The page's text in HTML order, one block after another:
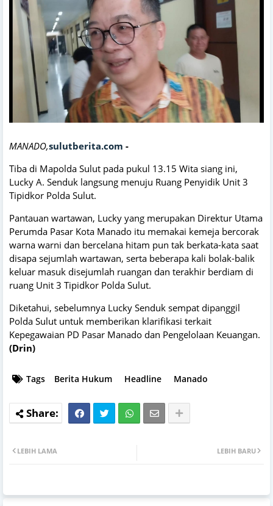
MANADO,sulutberita.com -
Tiba di Mapolda Sulut pada pukul 13.15 Wita siang ini,
Lucky A. Senduk langsung menuju Ruang Penyidik Unit 3
Tipidkor Polda Sulut.
Pantauan wartawan, Lucky yang merupakan Direktur Utama
Perumda Pasar Kota Manado itu memakai kemeja bercorak
warna warni dan bercelana hitam pun tak berkata-kata saat
disapa sejumlah wartawan, serta beberapa kali bolak-balik
keluar masuk disejumlah ruangan dan terakhir berdiam di
ruang Unit 3 Tipidkor Polda Sulut.
Diketahui, sebelumnya Lucky Senduk sempat dipanggil
Polda Sulut untuk memberikan klarifikasi terkait
Kepegawaian PD Pasar Manado dan Pengelolaan Keuangan.
(Drin)
Tags Berita Hukum Headline Manado
LEBIH BARU
LEBIH LAMA